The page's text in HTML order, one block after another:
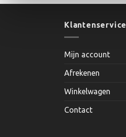
Klantenservice
Mijn account
Afrekenen
Winkelwagen
Contact